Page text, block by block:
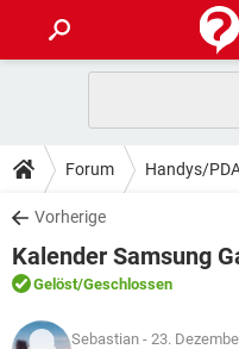
ANDROID
WINDOWS 10
WHATSAPP
FACEBOOK
TIPPS & TRICKS
SPIELE
WINDOWS 10
WHATSAPP
DOWNLOADS
SPIELE
ANDROID
WINDOWS 10
FORUM
SPIELE
LEXIKON
Forum Handys/
Vorherige
Kalender Samsung
Gelöst/Geschlossen
Sebastian - 23.